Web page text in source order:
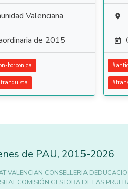
Valenciana
de 2015
borbonica


#
#
de PAU, 2015-2026
VALENCIAN CONSELLERIA
COMISIÓN GESTORA DE LAS